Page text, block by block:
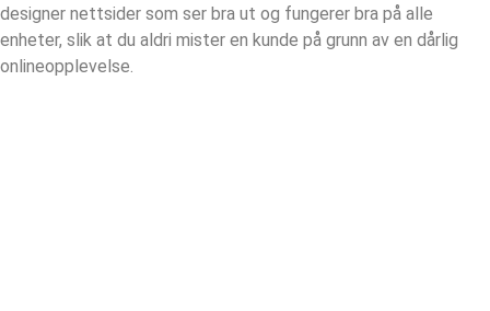
designer nettsider som ser bra ut og fungerer bra på alle
enheter, slik at du aldri mister en kunde på grunn av en dårlig
onlineopplevelse.